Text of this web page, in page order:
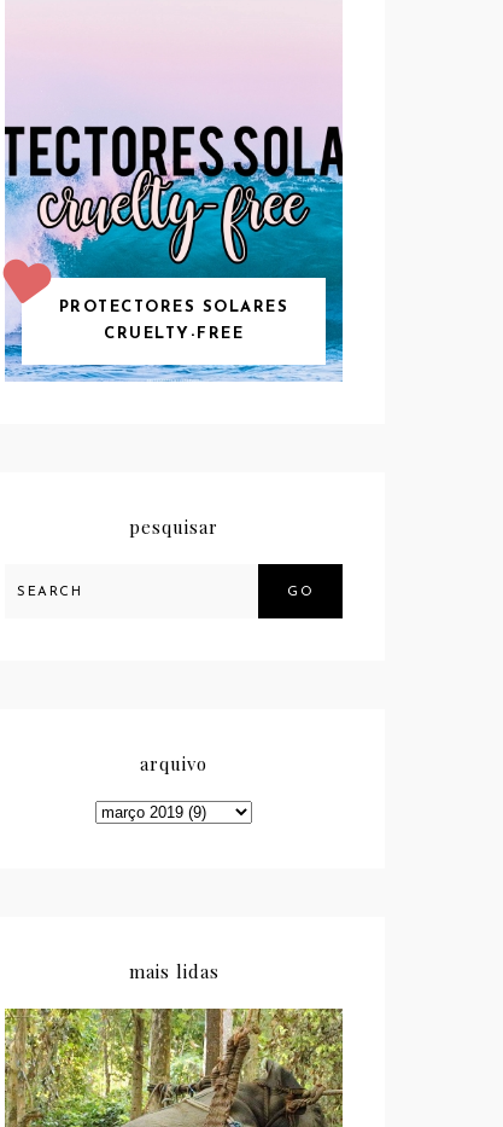
PROTECTORES SOLARES
CRUELTY-FREE
pesquisar
GO
arquivo
mais lidas